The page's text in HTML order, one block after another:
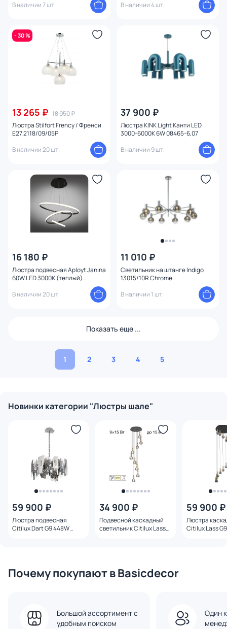
В наличии 7 шт.
В наличии 4 шт.
- 30 %
13 265 ₽ 18 950 ₽
Люстра Stilfort Frency / Френси
E27 2118/09/05P
В наличии 20 шт.
37 900 ₽
Люстра KINK Light Канти LED
3000-6000К 6W 08465-6,07
В наличии 9 шт.
16 180 ₽
Люстра подвесная Aployt Janina
60W LED 3000К (теплый)
В наличии 20 шт.
11 010 ₽
Светильник на штанге Indigo
13015/10R Chrome
В наличии 1 шт.
Показать еще ...
1 2 3 4 5
Новинки категории "Люстры шале"
59 900 ₽
Люстра подвесная
Citilux Dart G9 448W
34 900 ₽
Подвесной каскадный
светильник Citilux Lass
59 900 ₽
Люстра
Citilux Lass
Почему покупают в Basicdecor
Большой ассортимент с
удобным поиском
Один